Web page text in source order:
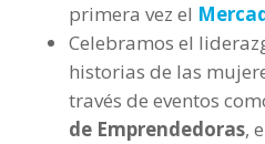
primera vez el
Celebramos el
historias de las
través de eventos
de Emprendedoras,